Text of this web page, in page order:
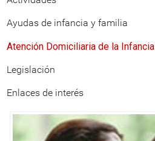
Ayudas de infancia y familia
Atención Domiciliaria de la Infancia
Legislación
Enlaces de interés